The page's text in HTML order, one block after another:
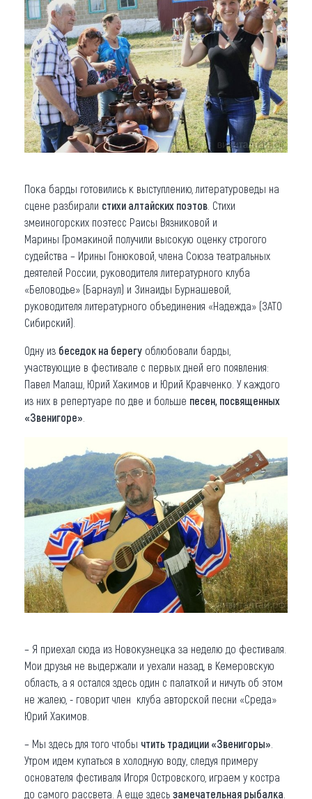
Пока барды готовились к выступлению, литературоведы на
сцене разбирали стихи алтайских поэтов . Стихи
змеиногорских поэтесс Раисы Вязниковой и
Марины Громакиной получили высокую оценку строгого
судейства – Ирины Гонюковой, члена Союза театральных
деятелей России, руководителя литературного клуба
«Беловодье» (Барнаул) и Зинаиды Бурнашевой,
руководителя литературного объединения «Надежда» (ЗАТО
Сибирский).
Одну из беседок на берегу облюбовали барды,
участвующие в фестивале с первых дней его появления:
Павел Малаш, Юрий Хакимов и Юрий Кравченко. У каждого
из них в репертуаре по две и больше песен, посвященных
«Звенигоре»
– Я приехал сюда из Новокузнецка за неделю до фестиваля.
Мои друзья не выдержали и уехали назад, в Кемеровскую
область, а я остался здесь один с палаткой и ничуть об этом
не жалею, - говорит член клуба авторской песни «Среда»
Юрий Хакимов.
– Мы здесь для того чтобы чтить традиции «Звенигоры»
Утром идем купаться в холодную воду, следуя примеру
основателя фестиваля Игоря Островского, играем у костра
до самого рассвета. А еще здесь замечательная рыбалка